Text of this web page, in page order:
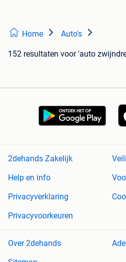
Home Auto's
152 resultaten voor 'auto
2dehands Zakelijk
Help en info
Privacyverklaring
Privacyvoorkeuren
Over 2dehands